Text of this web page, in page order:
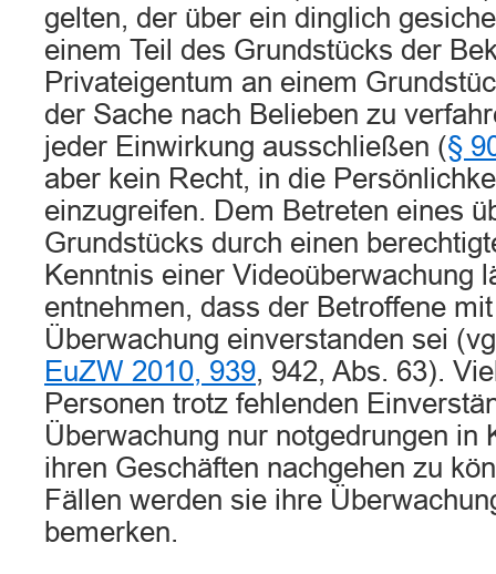
gelten, der über ein dinglich
einem Teil des Grundstücks der
Privateigentum an einem
der Sache nach Belieben zu
jeder Einwirkung ausschließen (§
aber kein Recht, in die
einzugreifen. Dem Betreten eines
Grundstücks durch einen
Kenntnis einer Videoüberwachung
entnehmen, dass der Betroffene
Überwachung einverstanden sei
EuZW 2010, 939, 942, Abs. 63).
Personen trotz fehlenden
Überwachung nur notgedrungen in
ihren Geschäften nachgehen zu
Fällen werden sie ihre
bemerken.